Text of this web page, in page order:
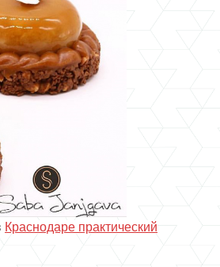
Краснодаре практический